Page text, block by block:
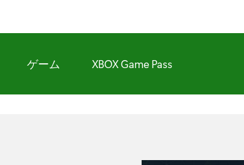
ゲーム XBOX Game Pass